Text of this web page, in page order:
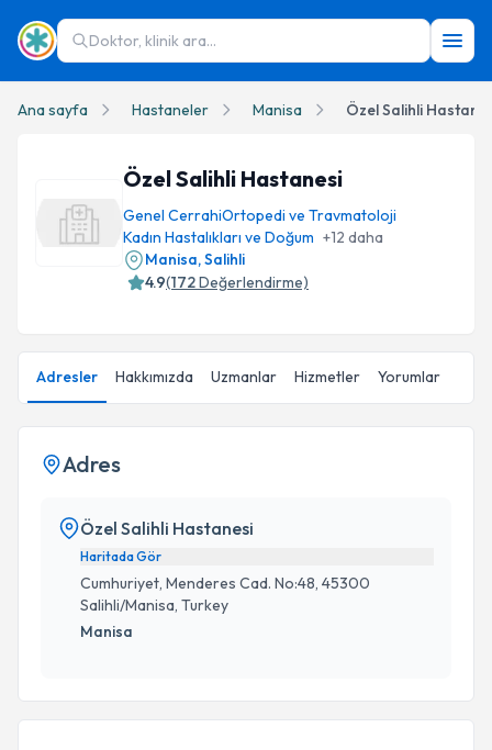
Doktor, klinik ara...
Ana sayfa Hastaneler Manisa Özel Salihli
Özel Salihli Hastanesi
Genel CerrahiOrtopedi ve Travmatoloji
Kadın Hastalıkları ve Doğum +12 daha
Manisa,Salihli
4.9(172Değerlendirme)
Adresler Hakkımızda Uzmanlar Hizmetler Yorumlar
Adres
Özel Salihli Hastanesi
Haritada Gör
Cumhuriyet, Menderes Cad. No:48, 45300
Salihli/Manisa, Turkey
Manisa